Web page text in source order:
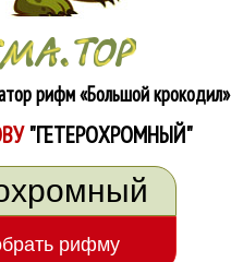
рифм«Большой крокодил»
"ГЕТЕРОХРОМНЫЙ"